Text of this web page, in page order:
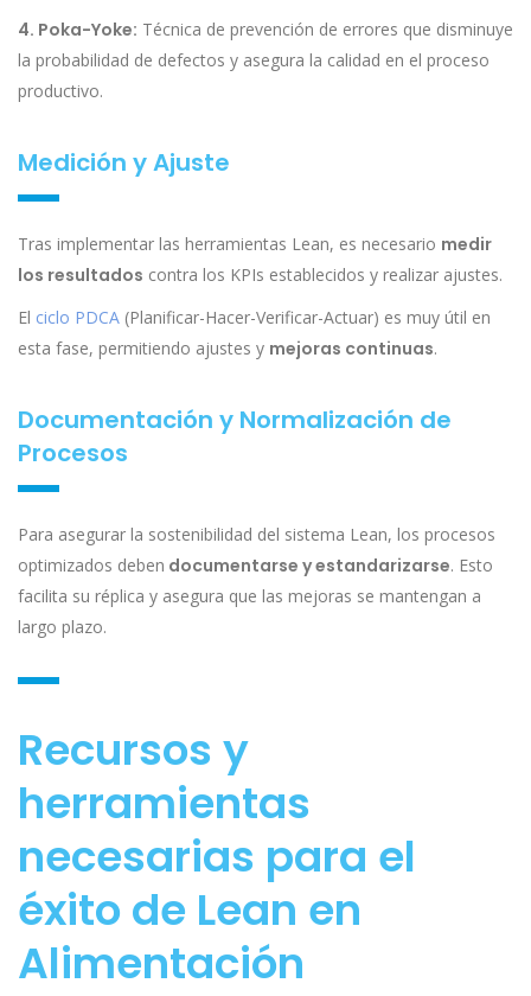
4. Poka-Yoke: Técnica de prevención de errores que disminuye
la probabilidad de defectos y asegura la calidad en el proceso
productivo.
Medición y Ajuste
Tras implementar las herramientas Lean, es necesario medir
los resultados contra los KPIs establecidos y realizar ajustes.
El ciclo PDCA (Planificar-Hacer-Verificar-Actuar) es muy útil en
esta fase, permitiendo ajustes y mejoras continuas.
Documentación y Normalización de
Procesos
Para asegurar la sostenibilidad del sistema Lean, los procesos
optimizados deben documentarse y estandarizarse. Esto
facilita su réplica y asegura que las mejoras se mantengan a
largo plazo.
Recursos y
herramientas
necesarias para el
éxito de Lean en
Alimentación